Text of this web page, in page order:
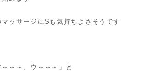
マッサージにSも気持ちよさそうです
～～、ウ～～～」と